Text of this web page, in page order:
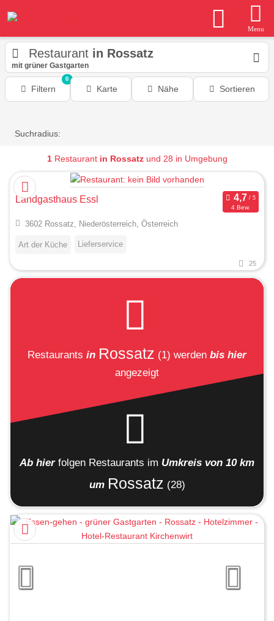
Menu
Restaurant in Rossatz
mit grüner Gastgarten
Filtern
0
Karte Nähe Sortieren
Suchradius:
1Restaurant in Rossatzund 28 in Umgebung
Landgasthaus Essl
4 Bew.
3602 Rossatz, Niederösterreich, Österreich
Art der Küche Lieferservice
25
Restaurants in Rossatz (1) werden bis hier
angezeigt
Ab hier folgen Restaurants im Umkreis von 10 km
um Rossatz (28)